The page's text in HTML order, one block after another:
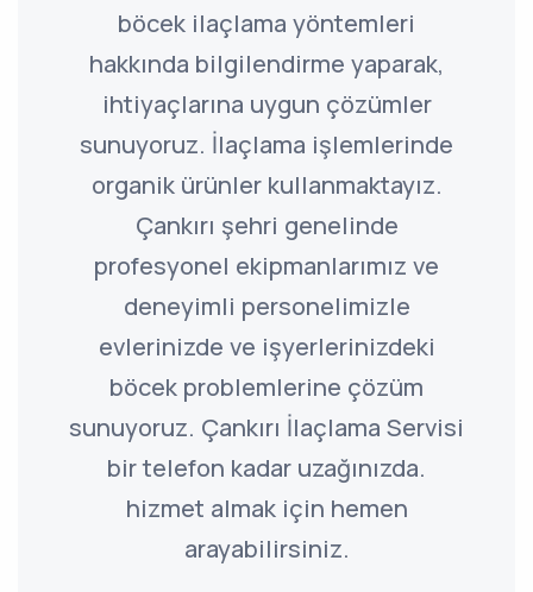
böcek ilaçlama yöntemleri
hakkında bilgilendirme yaparak,
ihtiyaçlarına uygun çözümler
sunuyoruz. İlaçlama işlemlerinde
organik ürünler kullanmaktayız.
Çankırı şehri genelinde
profesyonel ekipmanlarımız ve
deneyimli personelimizle
evlerinizde ve işyerlerinizdeki
böcek problemlerine çözüm
sunuyoruz. Çankırı İlaçlama Servisi
bir telefon kadar uzağınızda.
hizmet almak için hemen
arayabilirsiniz.